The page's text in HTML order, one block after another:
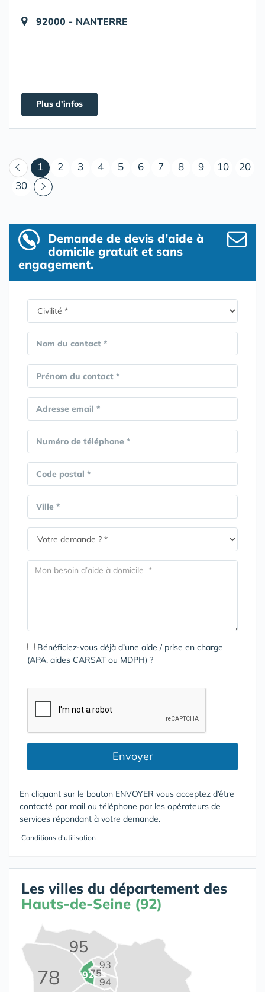
92000 - NANTERRE
Plus d'infos
1 (courant)
2 3 4 5 6 7 8 9 10
20
30
Demande de devis d’aide à
domicile gratuit et sans
engagement.
Nom du contact *
Prénom du contact *
Adresse email *
Numéro de téléphone *
Code postal *
Ville *
Bénéficiez-vous déjà d’une aide / prise en charge
(APA, aides CARSAT ou MDPH) ?
Envoyer
En cliquant sur le bouton ENVOYER vous acceptez d’être
contacté par mail ou téléphone par les opérateurs de
services répondant à votre demande.
Conditions d'utilisation
Les villes du département des
Hauts-de-Seine (92)
75
78 92
93
94
95